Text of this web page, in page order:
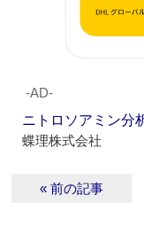
‐AD‐
ニトロソアミン
蝶理株式会社
« 前の記事